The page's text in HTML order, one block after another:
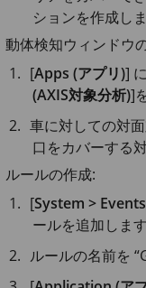
ションを作成しま
動体検知ウィンドウ
[Apps (アプリ)]
(AXIS対象分析)]
車に対しての対
口をカバーする
ルールの作成:
[System >
ールを追加します
ルールの名前を